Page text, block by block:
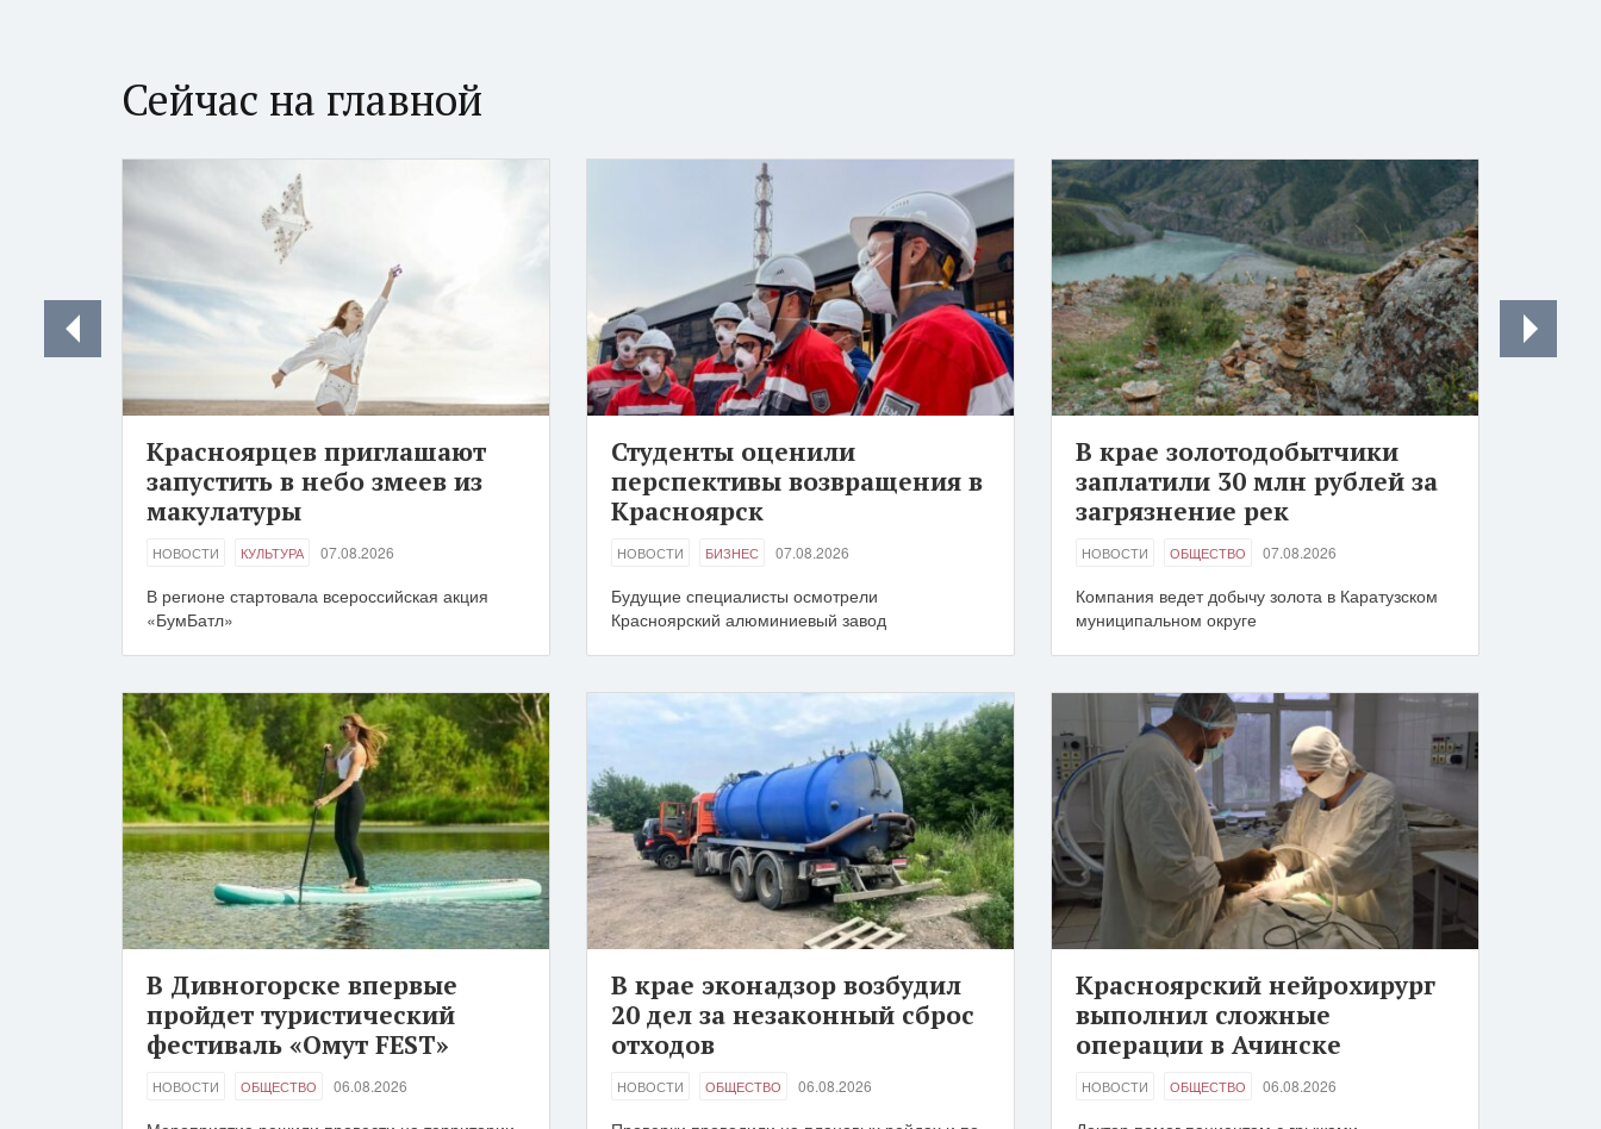
Сейчас на главной
Красноярцев приглашают
запустить в небо змеев из
макулатуры
НОВОСТИ КУЛЬТУРА 07.08.2026
В регионе стартовала всероссийская акция
«БумБатл»
Студенты оценили
перспективы возвращения в
Красноярск
НОВОСТИ БИЗНЕС 07.08.2026
Будущие специалисты осмотрели
Красноярский алюминиевый завод
В крае золотодобытчики
заплатили 30 млн рублей за
загрязнение рек
НОВОСТИ ОБЩЕСТВО 07.08.2026
Компания ведет добычу золота в Каратузском
муниципальном округе
В Дивногорске впервые
пройдет туристический
фестиваль «Омут FEST»
НОВОСТИ ОБЩЕСТВО 06.08.2026
В крае эконадзор возбудил
20 дел за незаконный сброс
отходов
НОВОСТИ ОБЩЕСТВО 06.08.2026
Красноярский нейрохирург
выполнил сложные
операции в Ачинске
НОВОСТИ ОБЩЕСТВО 06.08.2026